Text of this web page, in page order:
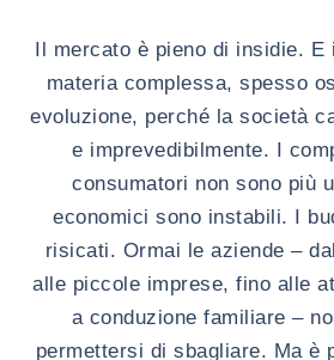
Il mercato è pieno di insidie. E
materia complessa, spesso
evoluzione, perché la società
e imprevedibilmente. I
consumatori non sono più
economici sono instabili. I
risicati. Ormai le aziende –
alle piccole imprese, fino alle
a conduzione familiare –
permettersi di sbagliare. Ma è